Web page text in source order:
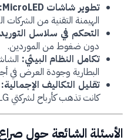
تطوير شاشات MicroLED:
الهيمنة التقنية من الشركات
التحكم في سلاسل
دون ضغوط من الموردين.
تكامل النظام البيئي:
البطارية وجودة العرض في
تقليل التكاليف الإجمالية:
كانت تذهب كأرباح لشركتي LG و Samsung.
الأسئلة الشائعة حول